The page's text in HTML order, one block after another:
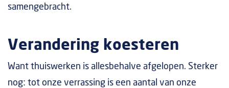
samengebracht.
Verandering koesteren
Want thuiswerken is allesbehalve afgelopen. Sterker
nog: tot onze verrassing is een aantal van onze